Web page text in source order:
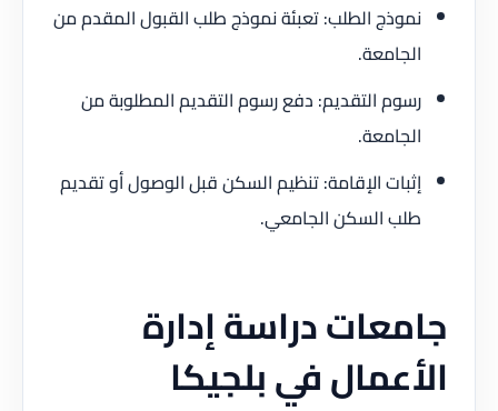
نموذج الطلب: تعبئة نموذج طلب القبول المقدم من
الجامعة.
رسوم التقديم: دفع رسوم التقديم المطلوبة من
الجامعة.
إثبات الإقامة: تنظيم السكن قبل الوصول أو تقديم
طلب السكن الجامعي.
جامعات دراسة إدارة
الأعمال في بلجيكا